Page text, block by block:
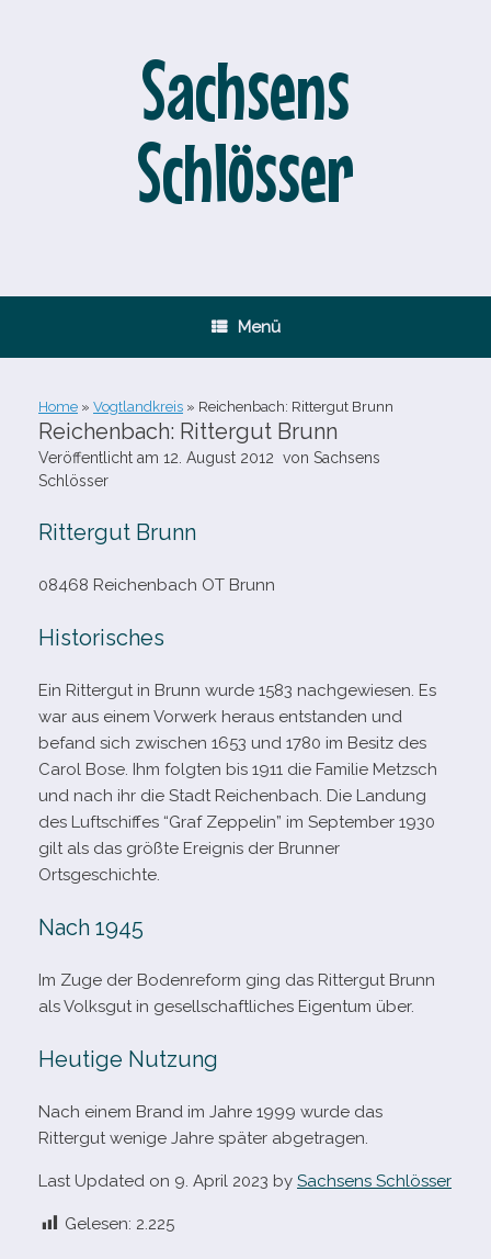
Sachsens
Schlösser
Menü
Home » Vogtlandkreis » Reichenbach: Rittergut Brunn
Reichenbach: Rittergut Brunn
Veröffentlicht am 12. August 2012 von Sachsens
Schlösser
Rittergut Brunn
08468 Reichenbach OT Brunn
Historisches
Ein Rittergut in Brunn wurde 1583 nach­ge­wie­sen. Es
war aus einem Vorwerk her­aus ent­stan­den und
befand sich zwi­schen 1653 und 1780 im Besitz des
Carol Bose. Ihm folg­ten bis 1911 die Familie Metzsch
und nach ihr die Stadt Reichenbach. Die Landung
des Luftschiffes “Graf Zeppelin” im September 1930
gilt als das größte Ereignis der Brunner
Ortsgeschichte.
Nach 1945
Im Zuge der Bodenreform ging das Rittergut Brunn
als Volksgut in gesell­schaft­li­ches Eigentum über.
Heutige Nutzung
Nach einem Brand im Jahre 1999 wurde das
Rittergut wenige Jahre spä­ter abgetragen.
Last Updated on 9. April 2023 by Sachsens Schlösser
Gelesen: 2.225